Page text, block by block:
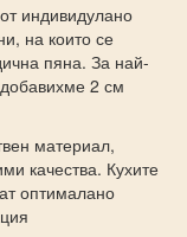
индивидулано
на които се
пяна. За най-
2 см
материал,
качества. Кухите
оптималано